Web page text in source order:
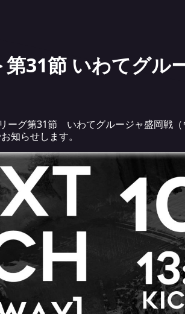
31節 いわてグル
ーグ第31節 いわてグルージャ盛岡戦
知らせします。